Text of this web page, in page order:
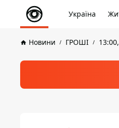
Україна
Новини ГРОШІ